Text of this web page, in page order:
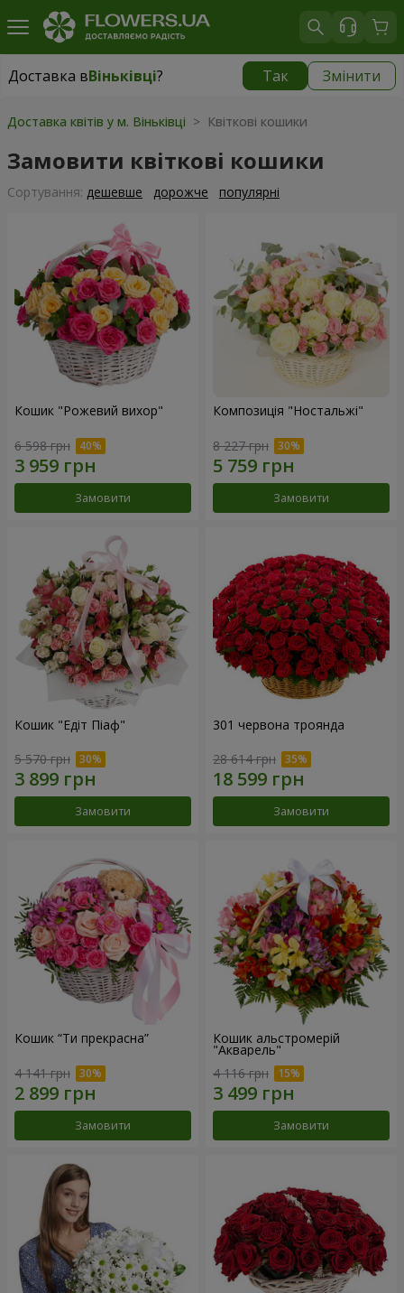
Доставка вВіньківці? Так Змінити
Доставка вВіньківці|
Доставка квітів у м. Віньківці > Квіткові кошики
Замовити квіткові кошики
Сортування: дешевше дорожче популярні
Кошик "Рожевий вихор"
6 598 грн
Замовити
Композиція "Ностальжі"
8 227 грн
Замовити
Кошик "Едіт Піаф"
5 570 грн
Замовити
301 червона троянда
28 614 грн
Замовити
Кошик “Ти прекрасна”
4 141 грн
Замовити
Кошик альстромерій
"Акварель"
4 116 грн
Замовити